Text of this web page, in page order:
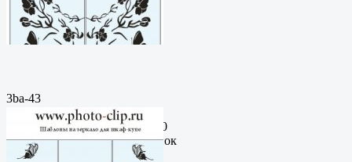
3ba-43
Пескоструйный
рисунокФормат: cdrЦена: 200
руб.Метки: векторный рисунок